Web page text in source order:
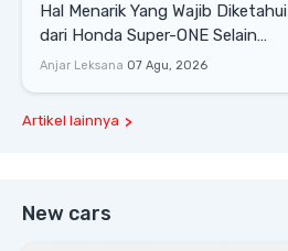
Hal Menarik Yang Wajib Diketahui
dari Honda Super-ONE Selain
Harga
Anjar Leksana 07 Agu, 2026
Artikel lainnya
New cars